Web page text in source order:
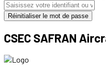
CSEC SAFRAN